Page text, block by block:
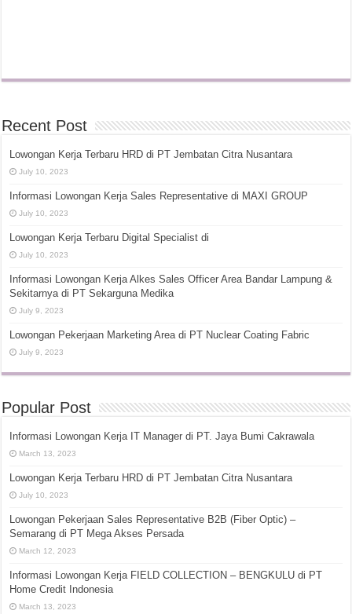
Recent Post
Lowongan Kerja Terbaru HRD di PT Jembatan Citra Nusantara
July 10, 2023
Informasi Lowongan Kerja Sales Representative di MAXI GROUP
July 10, 2023
Lowongan Kerja Terbaru Digital Specialist di
July 10, 2023
Informasi Lowongan Kerja Alkes Sales Officer Area Bandar Lampung &
Sekitarnya di PT Sekarguna Medika
July 9, 2023
Lowongan Pekerjaan Marketing Area di PT Nuclear Coating Fabric
July 9, 2023
Popular Post
Informasi Lowongan Kerja IT Manager di PT. Jaya Bumi Cakrawala
March 13, 2023
Lowongan Kerja Terbaru HRD di PT Jembatan Citra Nusantara
July 10, 2023
Lowongan Pekerjaan Sales Representative B2B (Fiber Optic) –
Semarang di PT Mega Akses Persada
March 12, 2023
Informasi Lowongan Kerja FIELD COLLECTION – BENGKULU di PT
Home Credit Indonesia
March 13, 2023